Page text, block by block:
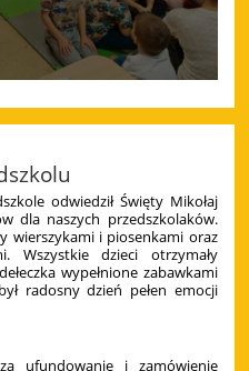
odwiedził Święty Mikołaj
dla naszych przedszkolaków.
wierszykami i piosenkami oraz
Wszystkie dzieci otrzymały
wypełnione zabawkami
radosny dzień pełen emocji
ufundowanie i zamówienie